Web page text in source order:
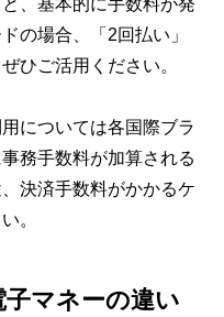
、基本的に手数料が発
の場合、「2回払い」
ひご活用ください。
については各国際ブラ
務手数料が加算される
決済手数料がかかるケ
。
マネーの違い